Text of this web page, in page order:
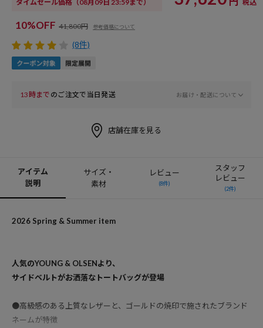
タイムセール価格 （08月09日 23:59まで） 税込
10%OFF 41,800円 参考価格について
(8件)
13時まで のご注文で当日発送 お届け・配送について
店舗在庫を見る
アイテム
説明
サイズ・
素材
レビュー
(8件)
スタッフ
レビュー
(2件)
2026 Spring & Summer item
人気のYOUNG & OLSENより、
サイドベルトがお洒落なトートバッグが登場
●高級感のある上質なレザーと、ゴールドの焼印で施されたブランド
ネームが特徴